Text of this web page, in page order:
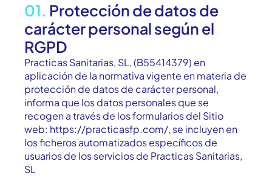
01. Protección de datos de
carácter personal según el
RGPD
Practicas Sanitarias, SL, (B55414379) en
aplicación de la normativa vigente en materia de
protección de datos de carácter personal,
informa que los datos personales que se
recogen a través de los formularios del Sitio
web: https://practicasfp.com/, se incluyen en
los ficheros automatizados específicos de
usuarios de los servicios de Practicas Sanitarias,
SL